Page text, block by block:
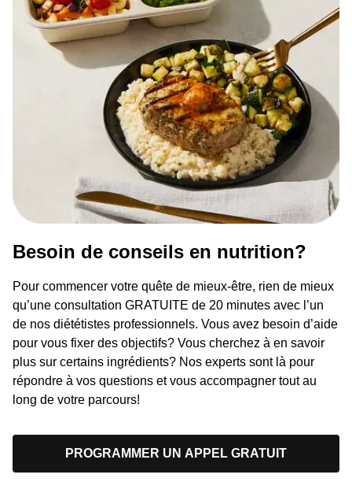
Besoin de conseils en nutrition?
Pour commencer votre quête de mieux-être, rien de mieux
qu’une consultation GRATUITE de 20 minutes avec l’un
de nos diététistes professionnels. Vous avez besoin d’aide
pour vous fixer des objectifs? Vous cherchez à en savoir
plus sur certains ingrédients? Nos experts sont là pour
répondre à vos questions et vous accompagner tout au
long de votre parcours!
PROGRAMMER UN APPEL GRATUIT